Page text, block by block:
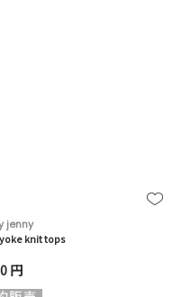
jenny
knit tops
円